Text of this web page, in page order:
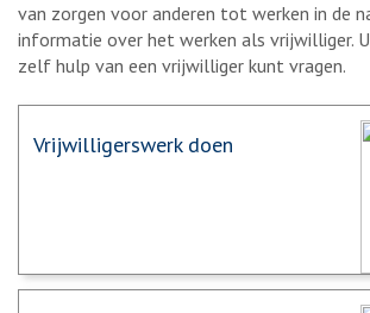
van zorgen voor anderen tot werken in de
informatie over het werken als vrijwilliger.
zelf hulp van een vrijwilliger kunt vragen.
Vrijwilligerswerk doen